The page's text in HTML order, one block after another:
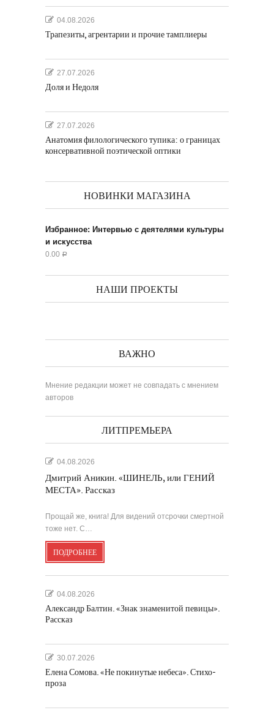
04.08.2026
Трапезиты, агрентарии и прочие тамплиеры
27.07.2026
Доля и Недоля
27.07.2026
Анатомия филологического тупика: о границах
консервативной поэтической оптики
НОВИНКИ МАГАЗИНА
Избранное: Интервью с деятелями культуры
и искусства
0.00 Р
НАШИ ПРОЕКТЫ
ВАЖНО
Мнение редакции может не совпадать с мнением
авторов
ЛИТПРЕМЬЕРА
04.08.2026
Дмитрий Аникин. «ШИНЕЛЬ, или ГЕНИЙ
МЕСТА». Рассказ
Прощай же, книга! Для видений отсрочки смертной
тоже нет. С…
ПОДРОБНЕЕ
04.08.2026
Александр Балтин. «Знак знаменитой певицы».
Рассказ
30.07.2026
Елена Сомова. «Не покинутые небеса». Стихо-
проза